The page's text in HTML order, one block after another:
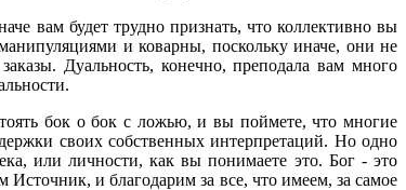
вам будет трудно признать, что коллективно вы
и коварны, поскольку иначе, они не
Дуальность, конечно, преподала вам много
бок о бок с ложью, и вы поймете, что многие
своих собственных интерпретаций. Но одно
или личности, как вы понимаете это. Бог - это
и благодарим за все, что имеем, за самое